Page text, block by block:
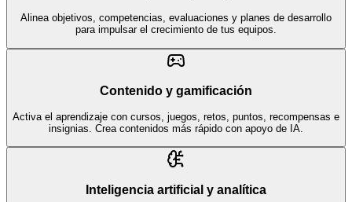
Alinea objetivos, competencias, evaluaciones y planes de desarrollo
para impulsar el crecimiento de tus equipos.
Contenido y gamificación
Activa el aprendizaje con cursos, juegos, retos, puntos, recompensas e
insignias. Crea contenidos más rápido con apoyo de IA.
Inteligencia artificial y analítica